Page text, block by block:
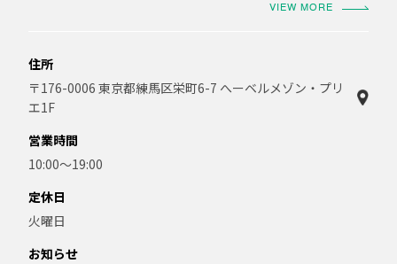
VIEW MORE
住所
〒176-0006 東京都練馬区栄町6-7 へーベルメゾン・プリ
エ1F
営業時間
10:00〜19:00
定休日
火曜日
お知らせ